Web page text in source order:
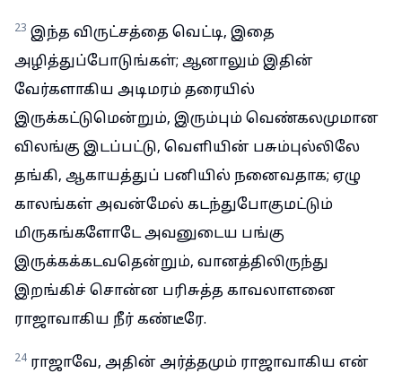
23 இந்த விருட்சத்தை வெட்டி, இதை
அழித்துப்போடுங்கள்; ஆனாலும் இதின்
வேர்களாகிய அடிமரம் தரையில்
இருக்கட்டுமென்றும், இரும்பும் வெண்கலமுமான
விலங்கு இடப்பட்டு, வெளியின் பசும்புல்லிலே
தங்கி, ஆகாயத்துப் பனியில் நனைவதாக; ஏழு
காலங்கள் அவன்மேல் கடந்துபோகுமட்டும்
மிருகங்களோடே அவனுடைய பங்கு
இருக்கக்கடவதென்றும், வானத்திலிருந்து
இறங்கிச் சொன்ன பரிசுத்த காவலாளனை
ராஜாவாகிய நீர் கண்டீரே.
24 ராஜாவே, அதின் அர்த்தமும் ராஜாவாகிய என்